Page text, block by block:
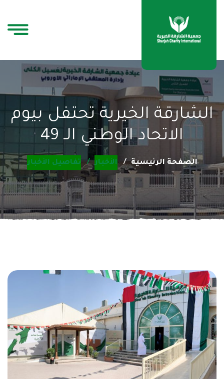
الشارقة الخيرية تحتفل بيوم
الاتحاد الوطني الـ 49
الصفحة الرئيسية الأخبار تفاصيل الأخبار